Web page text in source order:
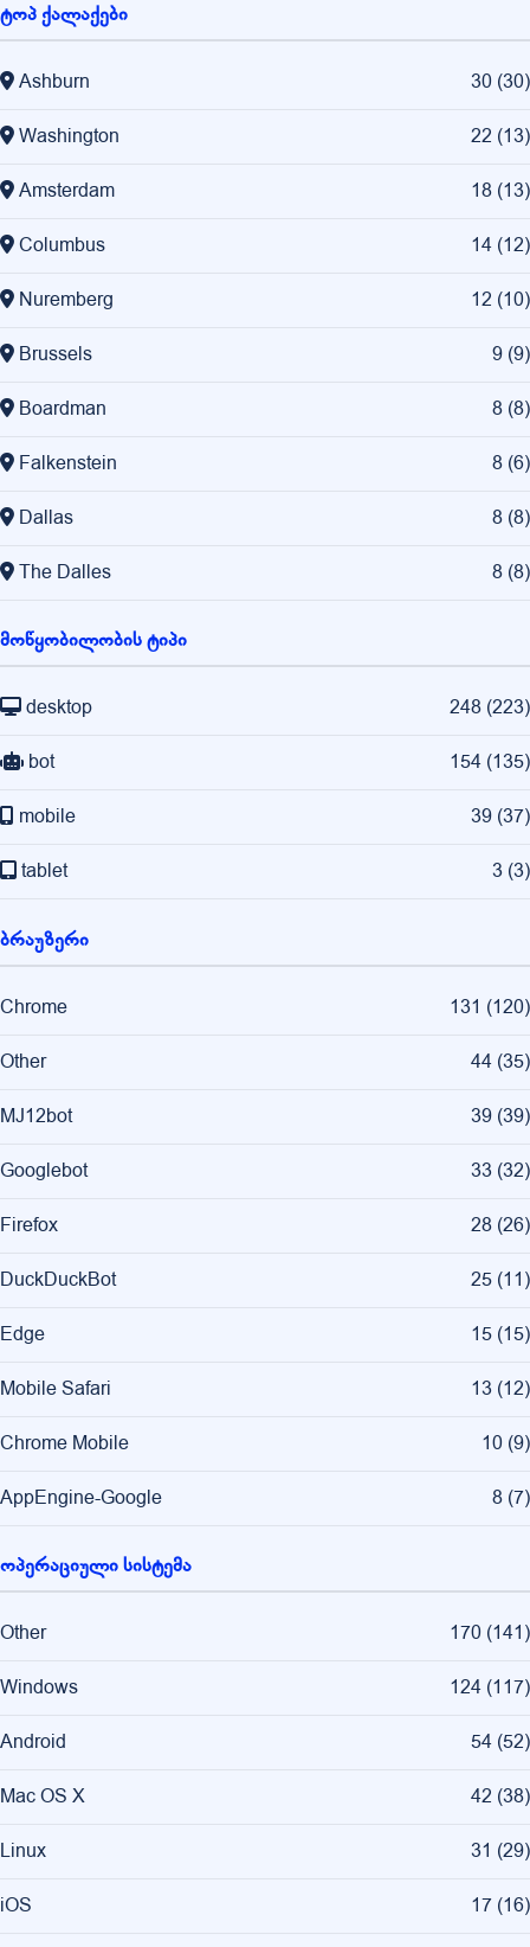
ტოპ ქალაქები
Ashburn 30 (30)
Washington 22 (13)
Amsterdam 18 (13)
Columbus 14 (12)
Nuremberg 12 (10)
Brussels 9 (9)
Boardman 8 (8)
Falkenstein 8 (6)
Dallas 8 (8)
The Dalles 8 (8)
მოწყობილობის ტიპი
desktop 248 (223)
bot 154 (135)
mobile 39 (37)
tablet 3 (3)
ბრაუზერი
Chrome 131 (120)
Other 44 (35)
MJ12bot 39 (39)
Googlebot 33 (32)
Firefox 28 (26)
DuckDuckBot 25 (11)
Edge 15 (15)
Mobile Safari 13 (12)
Chrome Mobile 10 (9)
AppEngine-Google 8 (7)
ოპერაციული სისტემა
Other 170 (141)
Windows 124 (117)
Android 54 (52)
Mac OS X 42 (38)
Linux 31 (29)
iOS 17 (16)